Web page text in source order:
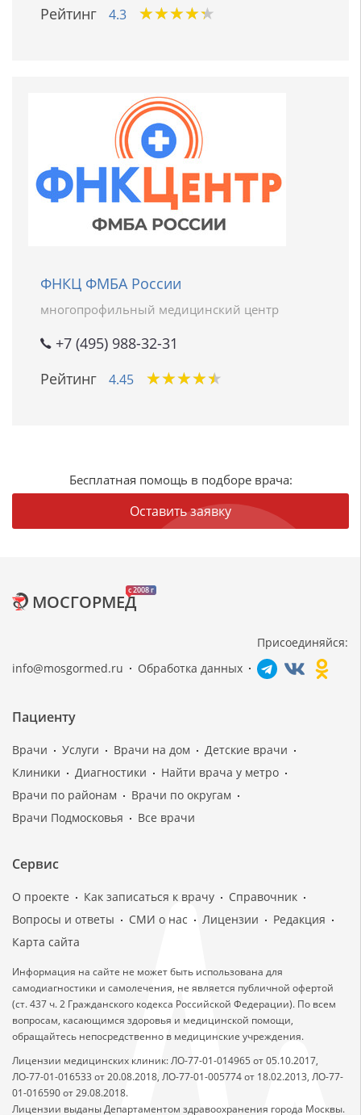
Рейтинг
4.3 ★★★★★
★★★★★
ФНКЦ ФМБА России
многопрофильный медицинский центр
+7 (495) 988-32-31
Рейтинг
4.45 ★★★★★
★★★★★
Бесплатная помощь в подборе врача:
Оставить заявку
c 2008 г
МОСГОРМЕД
info@mosgormed.ru Обработка данных
Присоединяйся:
Пациенту
Врачи Услуги Врачи на дом
Детские врачи
Клиники
Диагностики
Найти врача у метро
Врачи по районам
Врачи по округам
Врачи Подмосковья
Все врачи
Сервис
О проекте Как записаться к врачу
Справочник
Вопросы и ответы
СМИ о нас Лицензии
Редакция
Карта сайта
Информация на сайте не может быть использована для
самодиагностики и самолечения, не является публичной офертой
(ст. 437 ч. 2 Гражданского кодекса Российской Федерации). По всем
вопросам, касающимся здоровья и медицинской помощи,
обращайтесь непосредственно в медицинские учреждения.
Лицензии медицинских клиник: ЛО-77-01-014965 от 05.10.2017,
ЛО-77-01-016533 от 20.08.2018, ЛО-77-01-005774 от 18.02.2013, ЛО-77-
01-016590 от 29.08.2018.
Лицензии выданы Департаментом здравоохранения города Москвы.